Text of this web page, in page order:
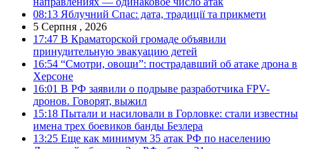
08:13 Яблучний Спас: дата, традиції та прикмети
5 Серпня , 2026
17:47 В Краматорской громаде объявили
принудительную эвакуацию детей
16:54 “Смотри, овощи”: пострадавший об атаке дрона в
Херсоне
16:01 В РФ заявили о подрыве разработчика FPV-
дронов. Говорят, выжил
15:18 Пытали и насиловали в Горловке: стали известны
имена трех боевиков банды Безлера
13:25 Еще как минимум 35 атак РФ по населению